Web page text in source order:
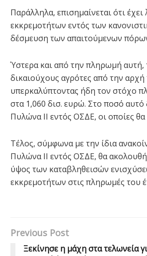
Παράλληλα, επισημαίνεται ότι
εκκρεμοτήτων εντός των
δέσμευση των απαιτούμενων
Ύστερα και από την πληρωμή αυτή,
δικαιούχους αγρότες από την
υπερκαλύπτοντας ήδη τον στόχο
στα 1,060 δισ. ευρώ. Στο ποσό
Πυλώνα ΙΙ εντός ΟΣΔΕ, οι οποίες
Τέλος, σύμφωνα με την ίδια
Πυλώνα ΙΙ εντός ΟΣΔΕ, θα
ύψος των καταβληθεισών
εκκρεμοτήτων στις πληρωμές του
Previous Post
Ξεκίνησε η μάχη στα τελωνεία